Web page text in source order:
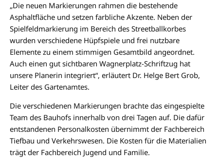
„Die neuen Markierungen rahmen die bestehende
Asphaltfläche und setzen farbliche Akzente. Neben der
Spielfeldmarkierung im Bereich des Streetballkorbes
wurden verschiedene Hüpfspiele und frei nutzbare
Elemente zu einem stimmigen Gesamtbild angeordnet.
Auch einen gut sichtbaren Wagnerplatz-Schriftzug hat
unsere Planerin integriert“, erläutert Dr. Helge Bert Grob,
Leiter des Gartenamtes.
Die verschiedenen Markierungen brachte das eingespielte
Team des Bauhofs innerhalb von drei Tagen auf. Die dafür
entstandenen Personalkosten übernimmt der Fachbereich
Tiefbau und Verkehrswesen. Die Kosten für die Materialien
trägt der Fachbereich Jugend und Familie.